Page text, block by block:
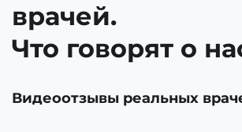
врачей.
Что говорят о
Видеоотзывы реальных